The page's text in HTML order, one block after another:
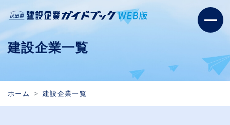
建設企業一覧
ホーム 建設企業一覧